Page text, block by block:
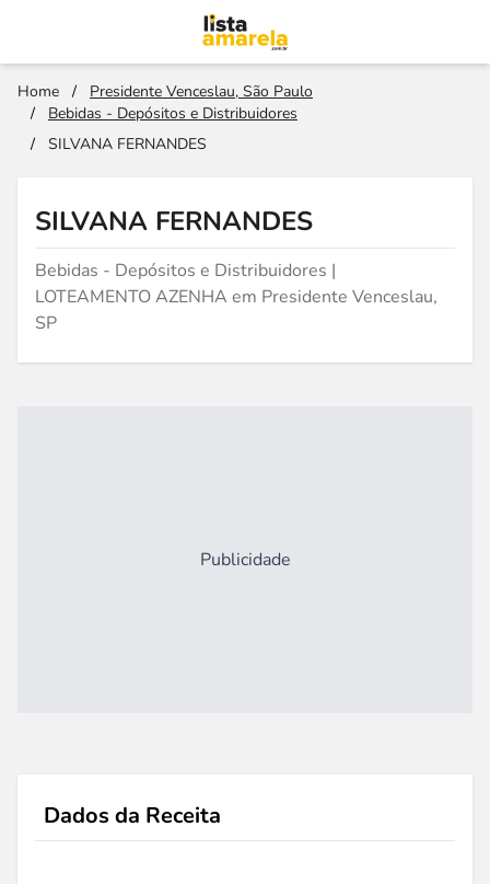
Home /
Presidente Venceslau, São Paulo
/
Bebidas - Depósitos e Distribuidores
/
SILVANA FERNANDES
SILVANA FERNANDES
Bebidas - Depósitos e Distribuidores |
LOTEAMENTO AZENHA em Presidente Venceslau,
SP
Publicidade
Dados da Receita